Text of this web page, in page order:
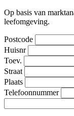
Op basis van
leefomgeving.
Postcode
Huisnr
Toev.
Straat
Plaats
Telefoonnummer